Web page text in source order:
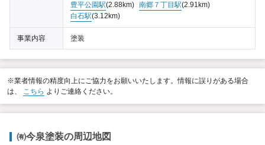
豊平公園駅(2.88km) 南郷７丁目駅(2.91km)
白石駅(3.12km)
事業内容 塗装
※業者情報の精度向上にご協力をお願いいたします。情報に誤りがある場合
は、 こちら よりご連絡ください。
㈲今泉塗装の周辺地図